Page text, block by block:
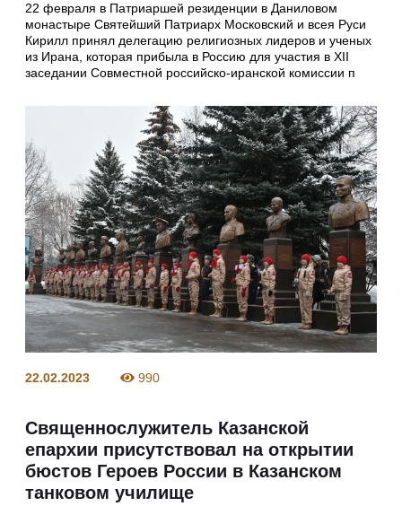
22 февраля в Патриаршей резиденции в Даниловом
монастыре Святейший Патриарх Московский и всея Руси
Кирилл принял делегацию религиозных лидеров и ученых
из Ирана, которая прибыла в Россию для участия в XII
заседании Совместной российско-иранской комиссии п
22.02.2023 990
Священнослужитель Казанской
епархии присутствовал на открытии
бюстов Героев России в Казанском
танковом училище